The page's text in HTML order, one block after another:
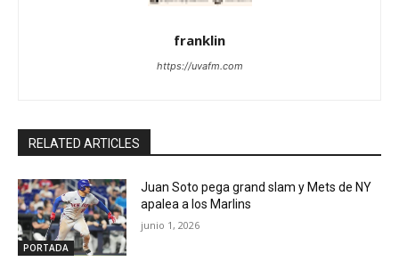
franklin
https://uvafm.com
RELATED ARTICLES
PORTADA
Juan Soto pega grand slam y Mets de NY
apalea a los Marlins
junio 1, 2026